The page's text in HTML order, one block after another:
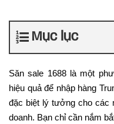
Mục lục
Săn sale 1688 là một
hiệu quả để nhập hàng
đặc biệt lý tưởng cho các
doanh. Bạn chỉ cần nắm